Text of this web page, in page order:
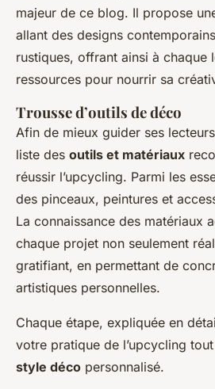
majeur de ce blog. Il propose
allant des designs
rustiques, offrant ainsi à chaque
ressources pour nourrir sa
Trousse d’outils de déco
Afin de mieux guider ses
liste des outils et matériaux
réussir l’upcycling. Parmi les
des pinceaux, peintures et
La connaissance des matériaux
chaque projet non seulement
gratifiant, en permettant de
artistiques personnelles.
Chaque étape, expliquée en
votre pratique de l’upcycling
style déco personnalisé.